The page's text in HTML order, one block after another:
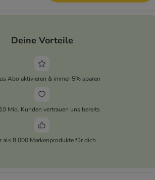
Deine Vorteile
Abo aktivieren & immer 5% sparen
Mio. Kunden vertrauen uns bereits
als 8.000 Markenprodukte für dich